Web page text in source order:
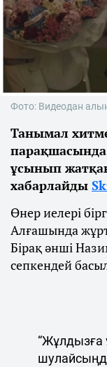
Фото: Видеодан
Танымал
парақшасында
ұсынып
хабарлайды
Өнер иелері
Алғашында
Бірақ әнші
сепкендей
“Жұлдызға